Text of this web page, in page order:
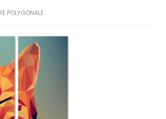
POLYGONALE